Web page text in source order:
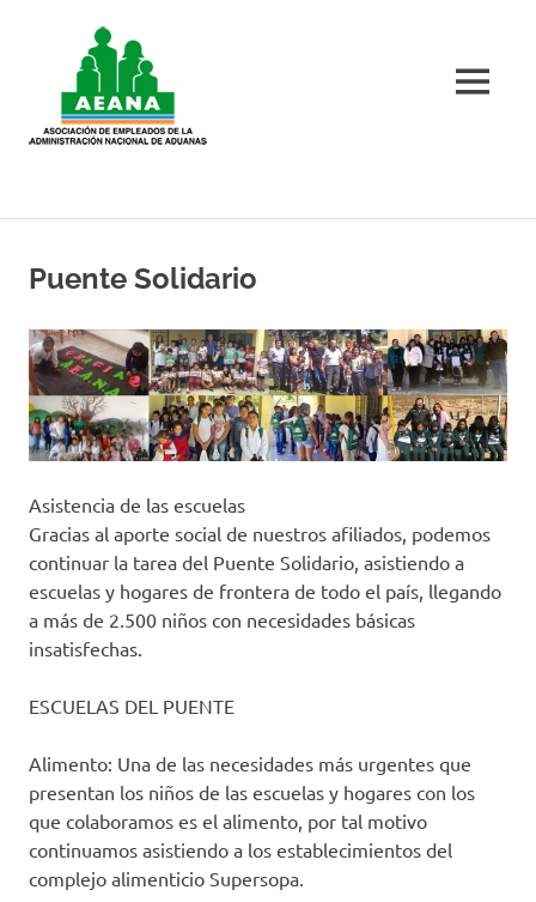
MENU
Puente Solidario
Asistencia de las escuelas
Gracias al aporte social de nuestros afiliados, podemos
continuar la tarea del Puente Solidario, asistiendo a
escuelas y hogares de frontera de todo el país, llegando
a más de 2.500 niños con necesidades básicas
insatisfechas.
ESCUELAS DEL PUENTE
Alimento: Una de las necesidades más urgentes que
presentan los niños de las escuelas y hogares con los
que colaboramos es el alimento, por tal motivo
continuamos asistiendo a los establecimientos del
complejo alimenticio Supersopa.